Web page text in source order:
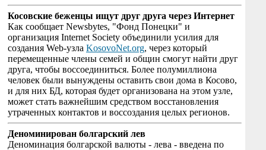
Косовские беженцы ищут друг друга через Интернет
Как сообщает Newsbytes, "Фонд Понецки" и
организация Internet Society объединили усилия для
создания Web-узла KosovoNet.org, через который
перемещенные члены семей и общин смогут найти друг
друга, чтобы воссоединиться. Более полумиллиона
человек были вынуждены оставить свои дома в Косово,
и для них БД, которая будет организована на этом узле,
может стать важнейшим средством восстановления
утраченных контактов и воссоздания целых регионов.
Деноминирован болгарский лев
Деноминация болгарской валюты - лева - введена по